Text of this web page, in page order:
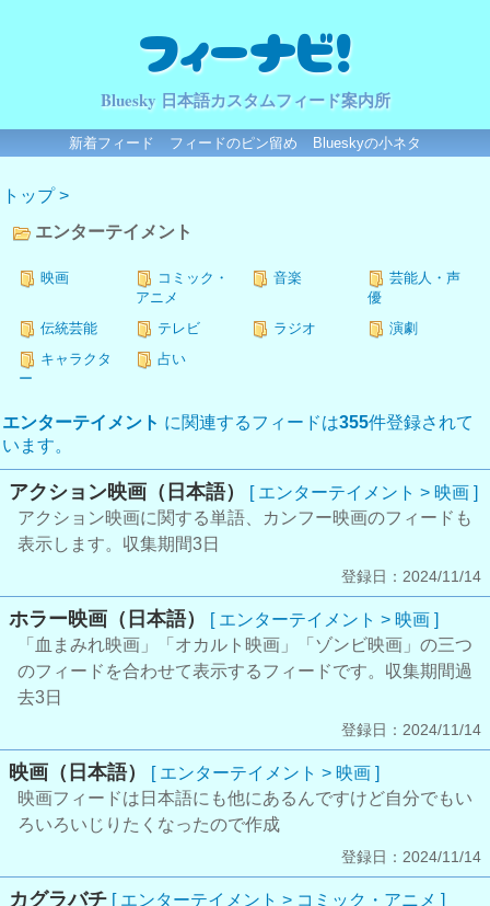
フィーナビ！
Bluesky 日本語カスタムフィード案内所
新着フィード フィードのピン留め Blueskyの小ネタ
トップ>
エンターテイメント
映画
コミック・
アニメ
音楽
芸能人・声
優
伝統芸能
テレビ ラジオ
演劇
キャラクタ
ー
占い
エンターテイメント に関連するフィードは355件登録されて
います。
アクション映画（日本語）
[ エンターテイメント > 映画 ]
アクション映画に関する単語、カンフー映画のフィードも
表示します。収集期間3日
登録日：2024/11/14
ホラー映画（日本語）
[ エンターテイメント > 映画 ]
「血まみれ映画」「オカルト映画」「ゾンビ映画」の三つ
のフィードを合わせて表示するフィードです。収集期間過
去3日
登録日：2024/11/14
映画（日本語）
[ エンターテイメント > 映画 ]
映画フィードは日本語にも他にあるんですけど自分でもい
ろいろいじりたくなったので作成
登録日：2024/11/14
カグラバチ [ エンターテイメント > コミック・アニメ ]